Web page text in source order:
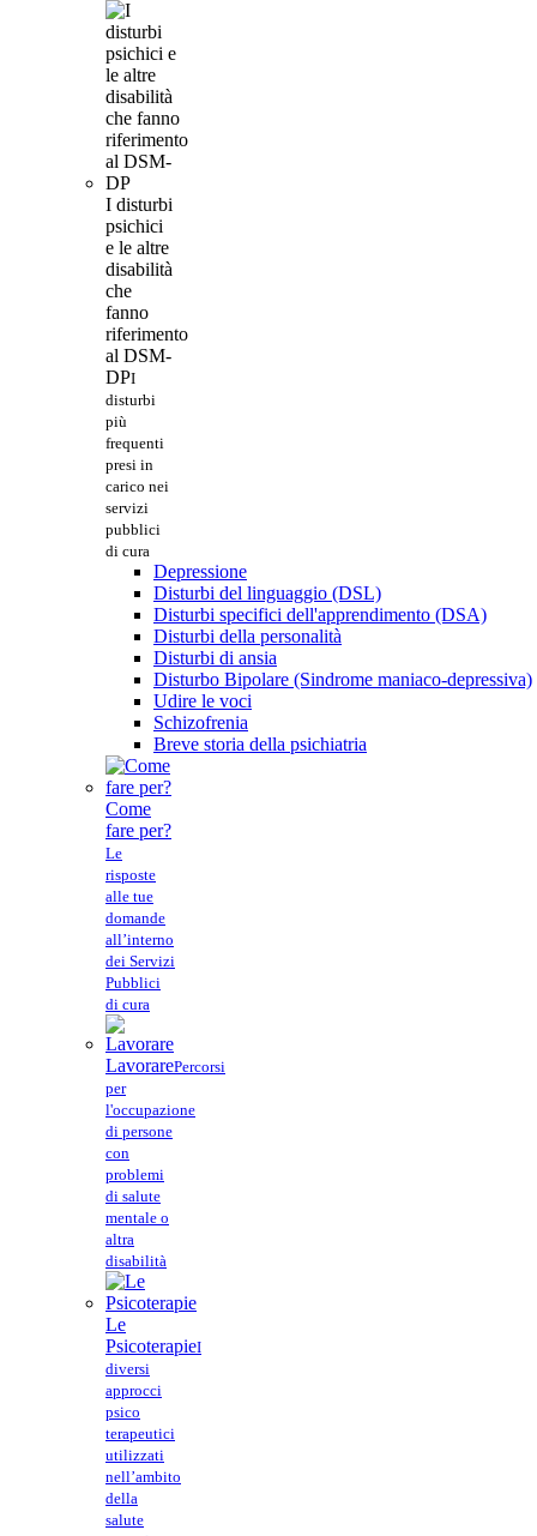
I disturbi
psichici
e le altre
disabilità
che
fanno
riferimento
al DSM-
DPI
disturbi
più
frequenti
presi in
carico nei
servizi
pubblici
di cura
Depressione
Disturbi del linguaggio (DSL)
Disturbi specifici dell'apprendimento (DSA)
Disturbi della personalità
Disturbi di ansia
Disturbo Bipolare (Sindrome maniaco-depressiva)
Udire le voci
Schizofrenia
Breve storia della psichiatria
Come
fare per?
Le
risposte
alle tue
domande
all’interno
dei Servizi
Pubblici
di cura
LavorarePercorsi
per
l'occupazione
di persone
con
problemi
di salute
mentale o
altra
disabilità
Le
PsicoterapieI
diversi
approcci
psico
terapeutici
utilizzati
nell’ambito
della
salute